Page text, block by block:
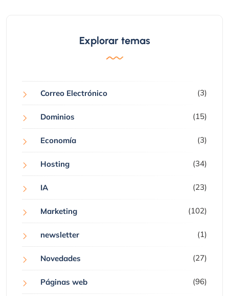
Explorar temas
Correo Electrónico (3)
Dominios (15)
Economía (3)
Hosting (34)
IA (23)
Marketing (102)
newsletter (1)
Novedades (27)
Páginas web (96)